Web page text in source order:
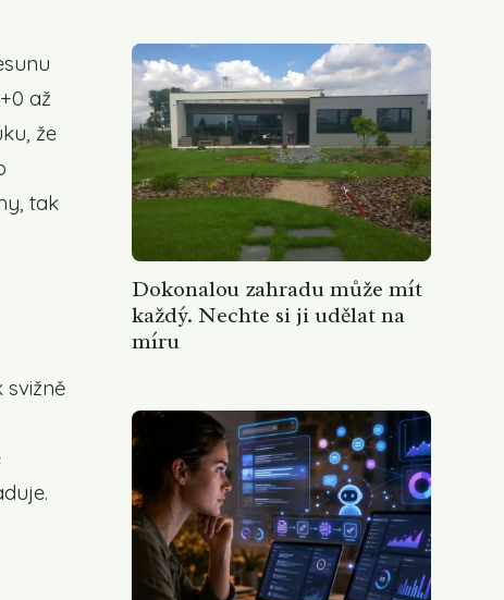
až
že
tak
Dokonalou zahradu může mít
každý. Nechte si ji udělat na
míru